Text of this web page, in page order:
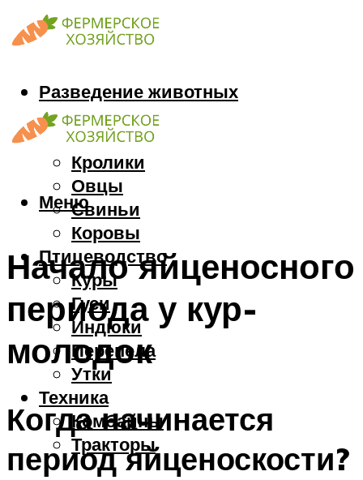
Разведение животных
Козы
Кони
Кролики
Овцы
Свиньи
Коровы
Птицеводство
Куры
Гуси
Индюки
Перепела
Утки
Техника
Комбайны
Тракторы
Меню
Начало яйценосного
периода у кур-
молодок
Когда начинается
период яйценоскости?